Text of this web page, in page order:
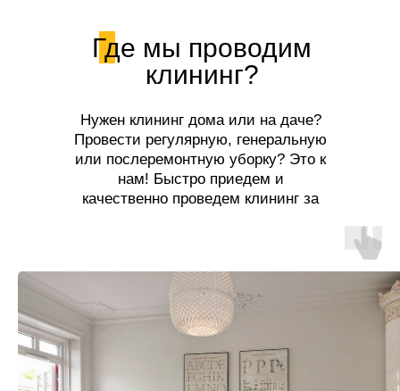
Где мы проводим
клининг?
Нужен клининг дома или на даче?
Провести регулярную, генеральную
или послеремонтную уборку? Это к
нам! Быстро приедем и
качественно проведем клининг за